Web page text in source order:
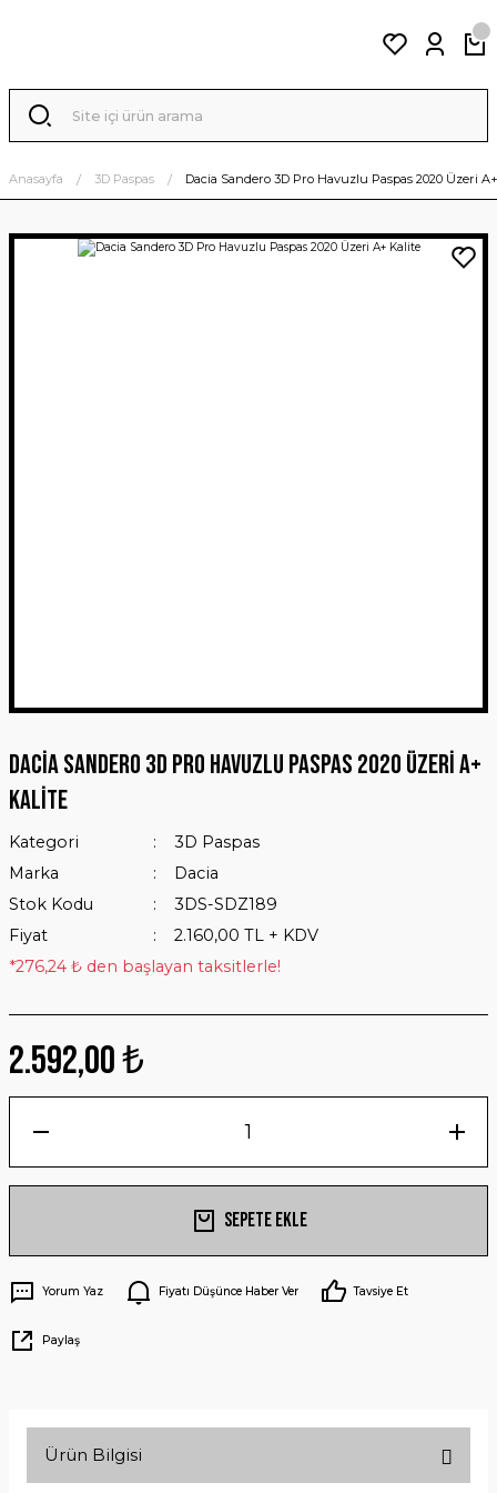
Anasayfa 3D Paspas Dacia Sandero 3D Pro Havuzlu Paspas 2020 Üzeri
Dacia Sandero 3D Pro Havuzlu Paspas 2020 Üzeri A+
Kalite
Kategori
3D Paspas
Marka
Dacia
Stok Kodu
3DS-SDZ189
Fiyat
2.160,00 TL + KDV
*276,24 ₺ den başlayan taksitlerle!
2.592,00 ₺
Sepete Ekle
Yorum Yaz Fiyatı Düşünce Haber Ver Tavsiye Et
Paylaş
Ürün Bilgisi